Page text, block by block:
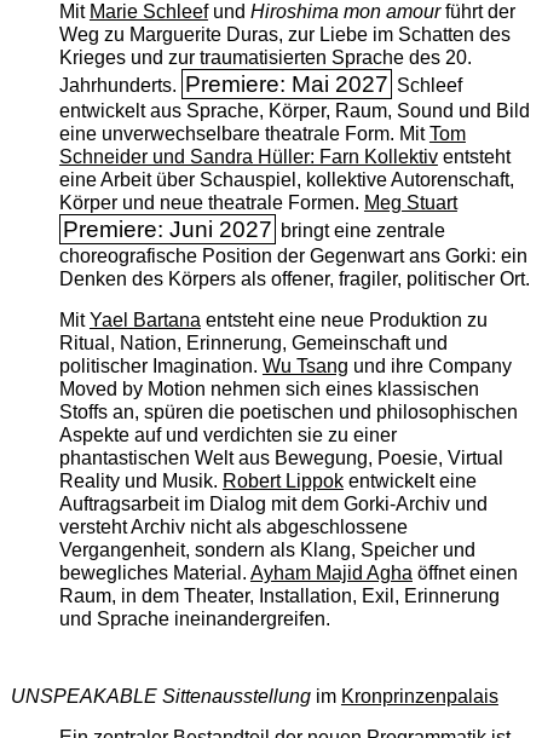
Mit Marie Schleefund Hiroshima mon amourführt der
Weg zu Marguerite Duras, zur Liebe im Schatten des
Krieges und zur traumatisierten Sprache des 20.
Jahrhunderts. Premiere: Mai 2027 Schleef
entwickelt aus Sprache, Körper, Raum, Sound und Bild
eine unverwechselbare theatrale Form. MitTom
Schneider und Sandra Hüller: Farn Kollektiventsteht
eine Arbeit über Schauspiel, kollektive Autorenschaft,
Körper und neue theatrale Formen. Meg Stuart
Premiere: Juni 2027 bringt eine zentrale
choreografische Position der Gegenwart ans Gorki: ein
Denken des Körpers als offener, fragiler, politischer Ort.
MitYael Bartanaentsteht eine neue Produktion zu
Ritual, Nation, Erinnerung, Gemeinschaft und
politischer Imagination. Wu Tsang und ihre Company
Moved by Motion nehmen sich eines klassischen
Stoffs an, spüren die poetischen und philosophischen
Aspekte auf und verdichten sie zu einer
phantastischen Welt aus Bewegung, Poesie, Virtual
Reality und Musik. Robert Lippokentwickelt eine
Auftragsarbeit im Dialog mit dem Gorki-Archiv und
versteht Archiv nicht als abgeschlossene
Vergangenheit, sondern als Klang, Speicher und
bewegliches Material. Ayham Majid Aghaöffnet einen
Raum, in dem Theater, Installation, Exil, Erinnerung
und Sprache ineinandergreifen.
UNSPEAKABLE Sittenausstellungim Kronprinzenpalais